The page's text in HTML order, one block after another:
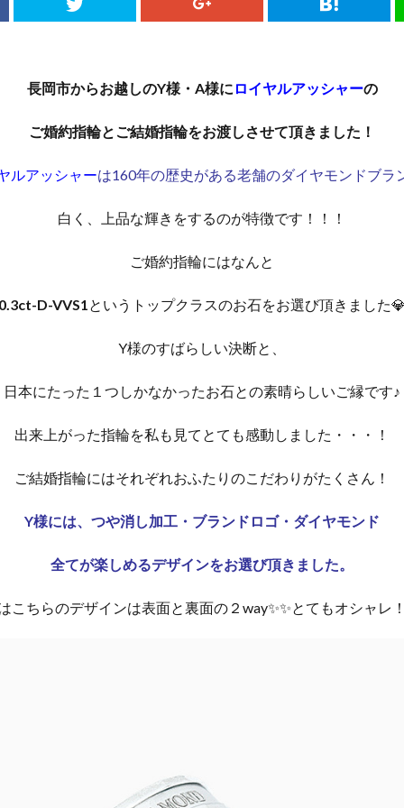
長岡市からお越しのY様・A様に ロイヤルアッシャーの
ご婚約指輪とご結婚指輪をお渡しさせて頂きました！
ルアッシャーは160年の歴史がある老舗のダイヤモンドブラ
白く、上品な輝きをするのが特徴です！！！
ご婚約指輪にはなんと
D-VVS1というトップクラスのお石をお選び頂きました
Y様のすばらしい決断と、
日本にたった１つしかなかったお石との素晴らしいご縁です♪
出来上がった指輪を私も見てとても感動しました・・・！
ご結婚指輪にはそれぞれおふたりのこだわりがたくさん！
Y様には、つや消し加工・ブランドロゴ・ダイヤモンド
全てが楽しめるデザインをお選び頂きました。
こちらのデザインは表面と裏面の２way✨✨とてもオシャレ